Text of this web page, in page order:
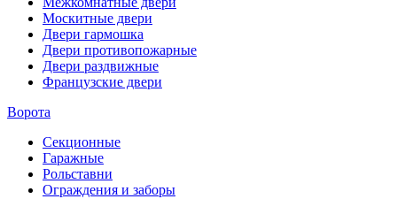
Москитные двери
Двери гармошка
Двери противопожарные
Двери раздвижные
Французские двери
Ворота
Секционные
Гаражные
Рольставни
Ограждения и заборы